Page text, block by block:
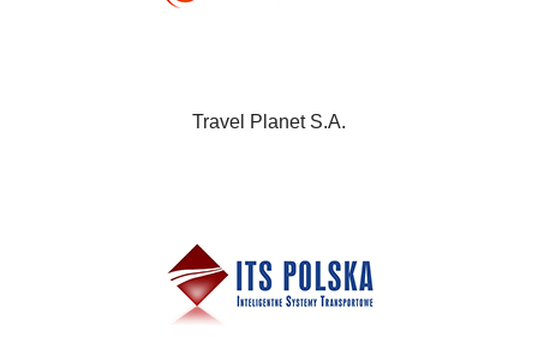
Travel Planet S.A.